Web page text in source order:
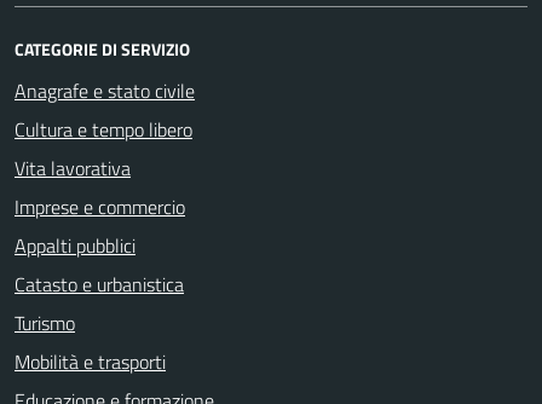
CATEGORIE DI SERVIZIO
Anagrafe e stato civile
Cultura e tempo libero
Vita lavorativa
Imprese e commercio
Appalti pubblici
Catasto e urbanistica
Turismo
Mobilità e trasporti